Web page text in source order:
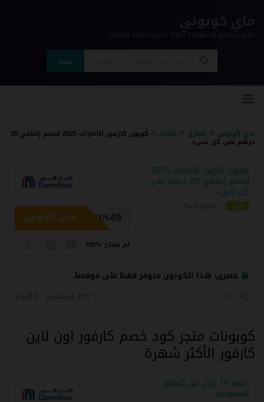
كوبون خصم السعودية اكواد خصم حصرية وفعاله
بحث
ماي كوبوني > المنزل > الأثاث > كوبون كارفور الامارات 2025 لخصم إضافي 20
درهم على كل شىء
كوبون كارفور الامارات 2025
لخصم إضافي 20 درهم على
كل شىء
كود
ON49 عرض الكوبون
100% تم بنجاح
حصرى: هذا الكوبون متوفر فقط على موقعنا.
كوبونات متجر كود خصم كارفور اون لاين
كارفور الأكثر شهرة
خصم 10 ريال من كارفور
السعودية